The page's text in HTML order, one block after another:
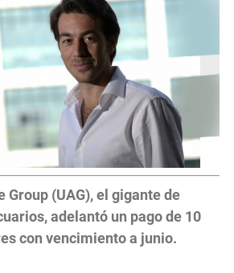
(UAG), el gigante de
adelantó un pago de 10
con vencimiento a junio.